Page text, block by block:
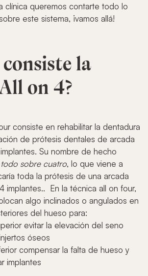
clínica queremos contarte todo lo
este sistema, ¡vamos allá!
la
on 4?
consiste en rehabilitar la dentadura
de prótesis dentales de arcada
Su nombre de hecho
todo sobre cuatro, lo que viene a
toda la prótesis de una arcada
implantes.. En la técnica all on four,
algo inclinados o angulados en
del hueso para:
evitar la elevación del seno
óseos
compensar la falta de hueso y
implantes